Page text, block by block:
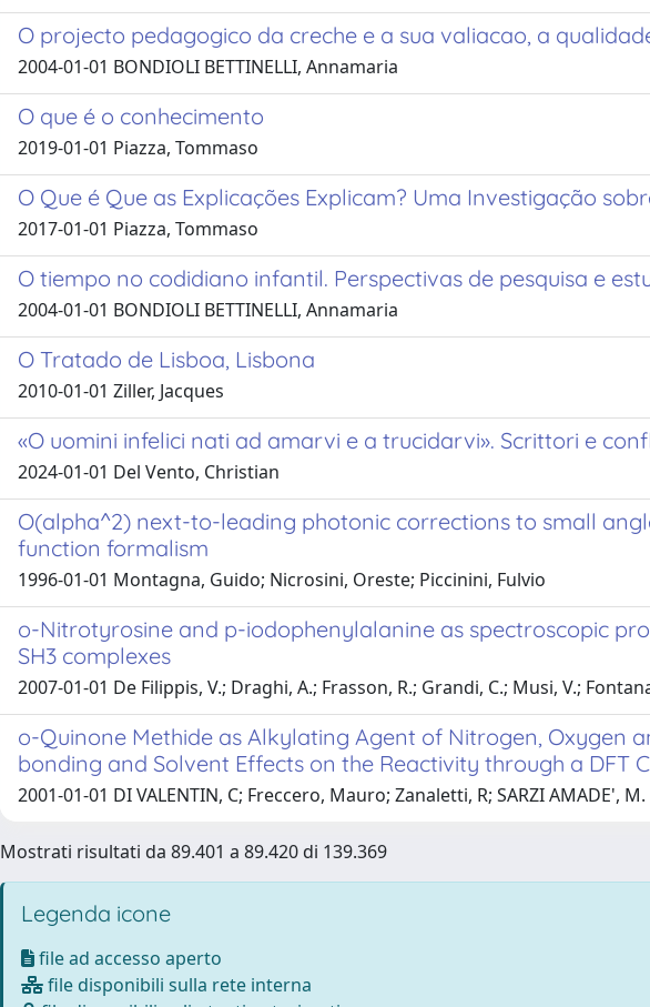
O projecto pedagogico da creche e a sua valiacao, a
2004-01-01 BONDIOLI BETTINELLI, Annamaria
O que é o conhecimento
2019-01-01 Piazza, Tommaso
O Que é Que as Explicações Explicam? Uma Investigação
2017-01-01 Piazza, Tommaso
O tiempo no codidiano infantil. Perspectivas de pesquisa e
2004-01-01 BONDIOLI BETTINELLI, Annamaria
O Tratado de Lisboa, Lisbona
2010-01-01 Ziller, Jacques
«O uomini infelici nati ad amarvi e a trucidarvi». Scrittori e
2024-01-01 Del Vento, Christian
O(alpha^2) next-to-leading photonic corrections to small
function formalism
1996-01-01 Montagna, Guido; Nicrosini, Oreste; Piccinini, Fulvio
o-Nitrotyrosine and p-iodophenylalanine as spectroscopic
SH3 complexes
2007-01-01 De Filippis, V.; Draghi, A.; Frasson, R.; Grandi, C.; Musi, V.;
o-Quinone Methide as Alkylating Agent of Nitrogen, Oxygen
bonding and Solvent Effects on the Reactivity through a DFT
2001-01-01 DI VALENTIN, C; Freccero, Mauro; Zanaletti, R; SARZI AMADE', M.
Mostrati risultati da 89.401 a 89.420 di 139.369
Legenda icone
file ad accesso aperto
file disponibili sulla rete interna